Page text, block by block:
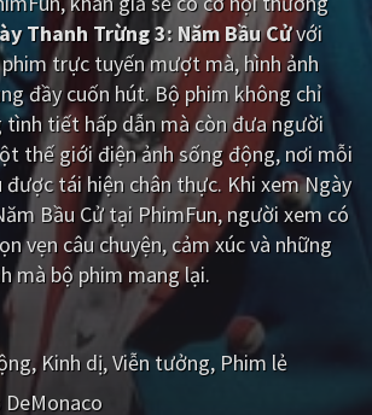
Thanh Trừng 3: Năm Bầu Cửvới
trực tuyến mượt mà, hình ảnh
đầy cuốn hút. Bộ phim không chỉ
tình tiết hấp dẫn mà còn đưa người
thế giới điện ảnh sống động, nơi mỗi
được tái hiện chân thực. Khi xem Ngày
Bầu Cử tại PhimFun, người xem có
vẹn câu chuyện, cảm xúc và những
mà bộ phim mang lại.
Kinh dị Viễn tưởng Phim lẻ
DeMonaco